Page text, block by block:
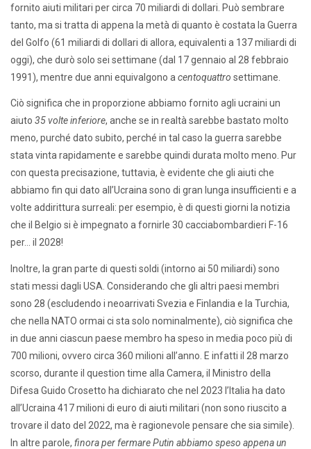
fornito aiuti militari per circa 70 miliardi di dollari. Può sembrare
tanto, ma si tratta di appena la metà di quanto è costata la Guerra
del Golfo (61 miliardi di dollari di allora, equivalenti a 137 miliardi di
oggi), che durò solo sei settimane (dal 17 gennaio al 28 febbraio
1991), mentre due anni equivalgono a centoquattro settimane.
Ciò significa che in proporzione abbiamo fornito agli ucraini un
aiuto 35 volte inferiore, anche se in realtà sarebbe bastato molto
meno, purché dato subito, perché in tal caso la guerra sarebbe
stata vinta rapidamente e sarebbe quindi durata molto meno. Pur
con questa precisazione, tuttavia, è evidente che gli aiuti che
abbiamo fin qui dato all’Ucraina sono di gran lunga insufficienti e a
volte addirittura surreali: per esempio, è di questi giorni la notizia
che il Belgio si è impegnato a fornirle 30 cacciabombardieri F-16
per… il 2028!
Inoltre, la gran parte di questi soldi (intorno ai 50 miliardi) sono
stati messi dagli USA. Considerando che gli altri paesi membri
sono 28 (escludendo i neoarrivati Svezia e Finlandia e la Turchia,
che nella NATO ormai ci sta solo nominalmente), ciò significa che
in due anni ciascun paese membro ha speso in media poco più di
700 milioni, ovvero circa 360 milioni all’anno. E infatti il 28 marzo
scorso, durante il question time alla Camera, il Ministro della
Difesa Guido Crosetto ha dichiarato che nel 2023 l’Italia ha dato
all’Ucraina 417 milioni di euro di aiuti militari (non sono riuscito a
trovare il dato del 2022, ma è ragionevole pensare che sia simile).
In altre parole, finoraper fermare Putin abbiamo speso appena un